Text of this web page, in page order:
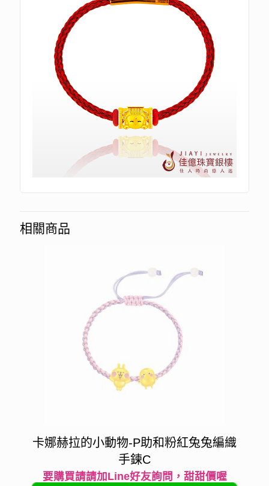
相關商品
卡娜赫拉的小動物-P助和粉紅兔兔編織
手鍊C
要購買請請加Line好友詢問，甜甜價喔